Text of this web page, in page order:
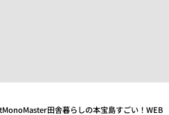
MonoMaster田舎暮らしの本宝島すごい！WEB